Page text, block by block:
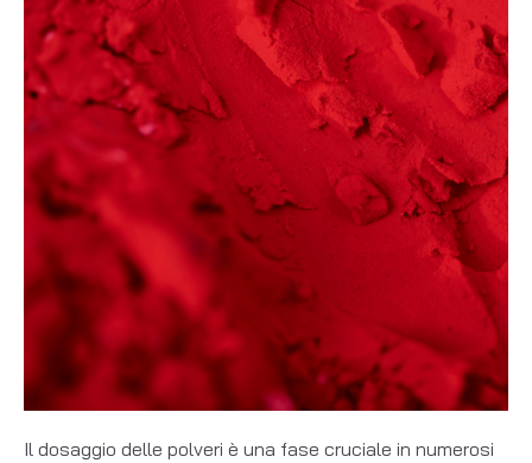
Il dosaggio delle polveri è una fase cruciale in numerosi